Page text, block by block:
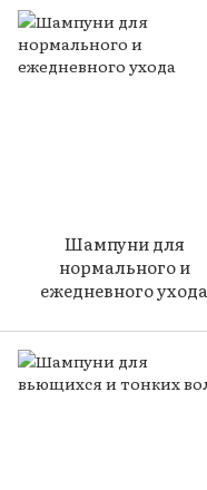
Шампуни для
нормального и
ежедневного ухода